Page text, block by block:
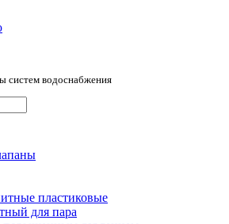
водоснабжения
пластиковые
для пара